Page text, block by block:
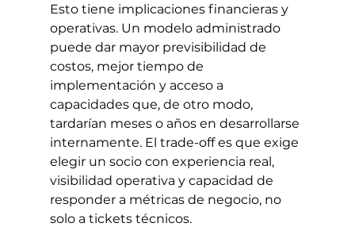
Esto tiene implicaciones financieras y
operativas. Un modelo administrado
puede dar mayor previsibilidad de
costos, mejor tiempo de
implementación y acceso a
capacidades que, de otro modo,
tardarían meses o años en desarrollarse
internamente. El trade-off es que exige
elegir un socio con experiencia real,
visibilidad operativa y capacidad de
responder a métricas de negocio, no
solo a tickets técnicos.